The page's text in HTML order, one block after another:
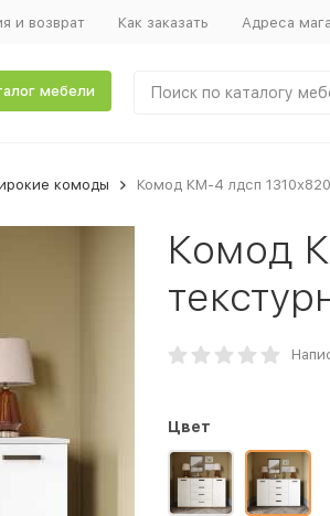
и возврат Как заказать Адреса
мебели
комоды Комод КМ-4 лдсп
Комод
Цвет